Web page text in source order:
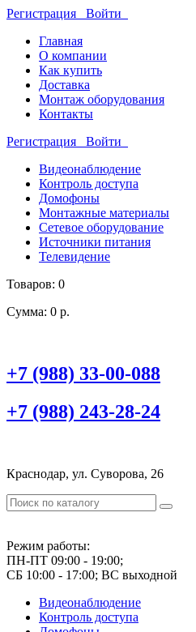
Регистрация Войти
Главная
О компании
Как купить
Доставка
Монтаж оборудования
Контакты
Регистрация Войти
Видеонаблюдение
Контроль доступа
Домофоны
Монтажные материалы
Сетевое оборудование
Источники питания
Телевидение
Товаров: 0
Сумма: 0 р.
+7 (988) 33-00-088
+7 (988) 243-28-24
Краснодар, ул. Суворова, 26
Режим работы:
ПН-ПТ 09:00 - 19:00;
СБ 10:00 - 17:00; ВС выходной
Видеонаблюдение
Контроль доступа